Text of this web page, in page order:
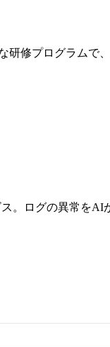
研修プログラムで
。ログの異常をAI